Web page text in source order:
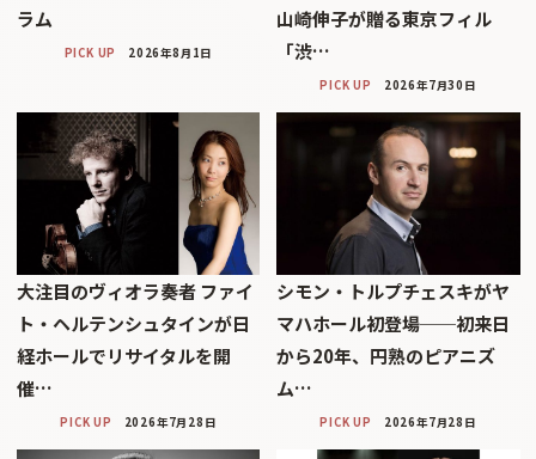
ラム
PICK UP 2026年8月1日
山崎伸子が贈る東京フィル
「渋…
PICK UP 2026年7月30日
大注目のヴィオラ奏者 ファイ
ト・ヘルテンシュタインが日
経ホールでリサイタルを開
催…
PICK UP 2026年7月28日
シモン・トルプチェスキがヤ
マハホール初登場──初来日
から20年、円熟のピアニズ
ム…
PICK UP 2026年7月28日